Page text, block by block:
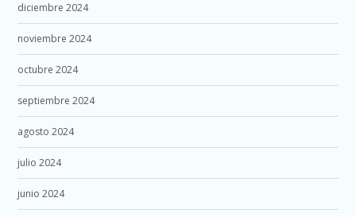
diciembre 2024
noviembre 2024
octubre 2024
septiembre 2024
agosto 2024
julio 2024
junio 2024